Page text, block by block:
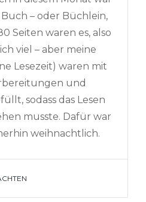
– oder Büchlein,
Seiten waren es, also
viel – aber meine
Lesezeit) waren mit
und
sodass das Lesen
musste. Dafür war
weihnachtlich.